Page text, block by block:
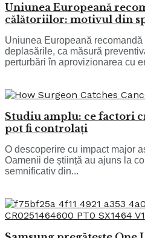
Uniunea Europeană
călătoriilor: motivul din
Uniunea Europeană
deplasările, ca măsură
perturbări în aprovizionarea cu
Studiu amplu: ce factori
pot fi controlați
O descoperire cu impact major
Oamenii de știință au ajuns la
semnificativ din...